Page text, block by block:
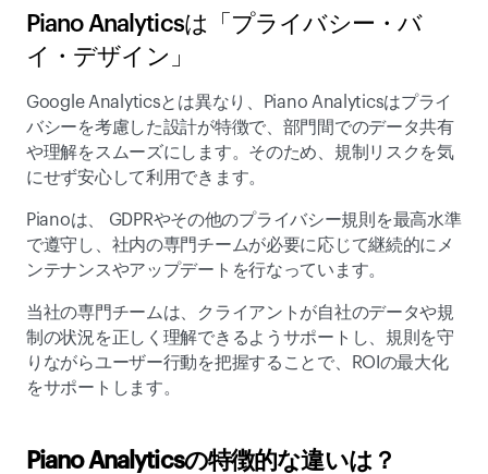
Piano Analyticsは「プライバシー・バ
イ・デザイン」
Google Analyticsとは異なり、Piano Analyticsはプライ
バシーを考慮した設計が特徴で、部門間でのデータ共有
や理解をスムーズにします。そのため、規制リスクを気
にせず安心して利用できます。
Pianoは、 GDPRやその他のプライバシー規則を最高水準
で遵守し、社内の専門チームが必要に応じて継続的にメ
ンテナンスやアップデートを行なっています。
当社の専門チームは、クライアントが自社のデータや規
制の状況を正しく理解できるようサポートし、規則を守
りながらユーザー行動を把握することで、ROIの最大化
をサポートします。
Piano Analyticsの特徴的な違いは？